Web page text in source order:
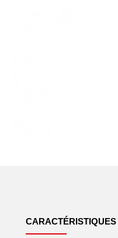
CARACTÉRISTIQUES